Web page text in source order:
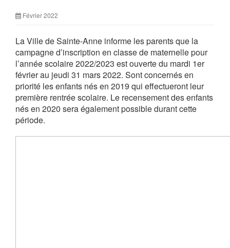
Février 2022
La Ville de Sainte-Anne informe les parents que la
campagne d’inscription en classe de maternelle pour
l’année scolaire 2022/2023 est ouverte du mardi 1er
février au jeudi 31 mars 2022. Sont concernés en
priorité les enfants nés en 2019 qui effectueront leur
première rentrée scolaire. Le recensement des enfants
nés en 2020 sera également possible durant cette
période.